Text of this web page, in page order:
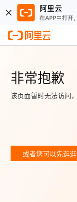
非常抱歉
该页面暂时无法访问
或者您可以先逛